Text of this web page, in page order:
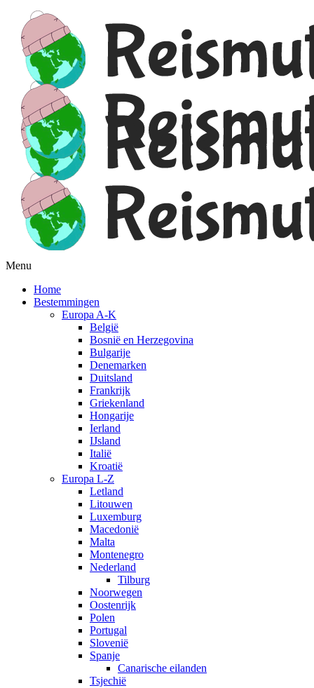
Menu
Home
Bestemmingen
Europa A-K
België
Bosnië en Herzegovina
Bulgarije
Denemarken
Duitsland
Frankrijk
Griekenland
Hongarije
Ierland
IJsland
Italië
Kroatië
Europa L-Z
Letland
Litouwen
Luxemburg
Macedonië
Malta
Montenegro
Nederland
Tilburg
Noorwegen
Oostenrijk
Polen
Portugal
Slovenië
Spanje
Canarische eilanden
Tsjechië